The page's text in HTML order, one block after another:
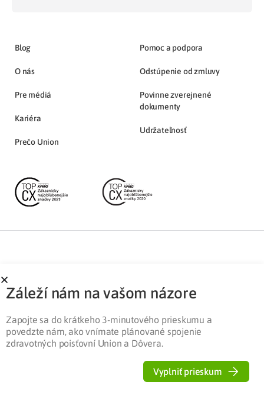
Blog
O nás
Pre médiá
Kariéra
Prečo Union
Pomoc a podpora
Odstúpenie od zmluvy
Povinne zverejnené
dokumenty
Udržateľnosť
Partnerská zóna Ochrana osobných údajov
Záleží nám na vašom názore
Zapojte sa do krátkeho 3-minutového prieskumu a
povedzte nám, ako vnímate plánované spojenie
zdravotných poisťovní Union a Dôvera.
Vyplniť prieskum